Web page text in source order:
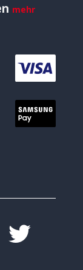
mehr